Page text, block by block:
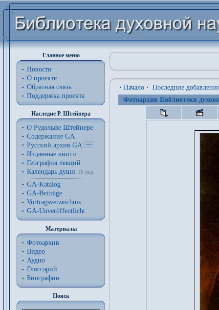
Главное меню
Новости
О проекте
Обратная связь
Поддержка проекта
Наследие Р. Штейнера
О Рудольфе Штейнере
Содержание GA
Русский архив GA
Изданные книги
География лекций
Календарь души
18 нед.
GA-Katalog
GA-Beiträge
Vortragsverzeichnis
GA-Unveröffentlicht
Материалы
Фотоархив
Видео
Аудио
Глоссарий
Биографии
Поиск
· Начало · Последние
Фотоархив Библиотеки